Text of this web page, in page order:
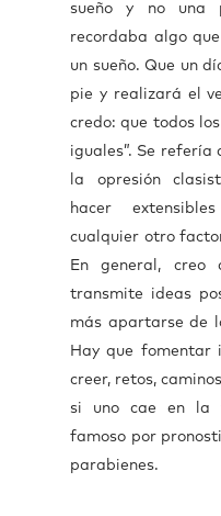
sueño y no una
recordaba algo
un sueño. Que un
pie y realizará el
credo: que todos
iguales”. Se refería
la opresión
hacer
cualquier otro
En general, creo
transmite ideas
más apartarse de
Hay que fomentar
creer, retos,
si uno cae en la
famoso por
parabienes.